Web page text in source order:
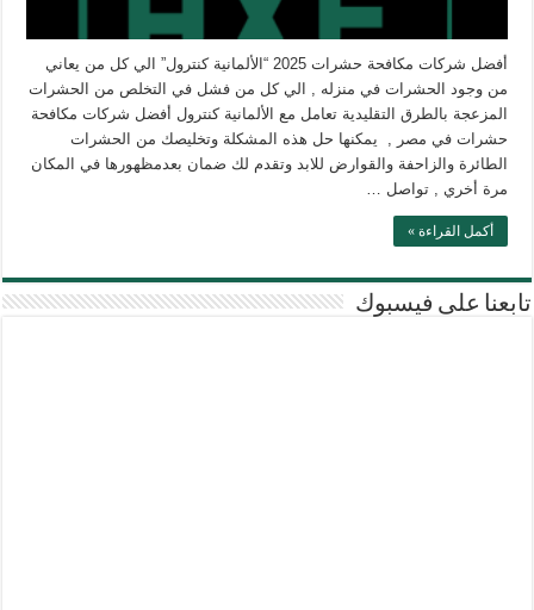
أفضل شركات مكافحة حشرات 2025 “الألمانية كنترول” الي كل من يعاني
من وجود الحشرات في منزله , الي كل من فشل في التخلص من الحشرات
المزعجة بالطرق التقليدية تعامل مع الألمانية كنترول أفضل شركات مكافحة
حشرات في مصر , يمكنها حل هذه المشكلة وتخليصك من الحشرات
الطائرة والزاحفة والقوارض للابد وتقدم لك ضمان بعدمظهورها في المكان
مرة أخري , تواصل …
أكمل القراءة »
تابعنا على فيسبوك